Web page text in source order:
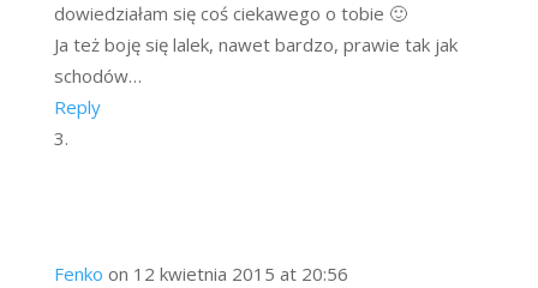
dowiedziałam się coś ciekawego o tobie 🙂
Ja też boję się lalek, nawet bardzo, prawie tak jak
schodów…
Reply
Fenko on 12 kwietnia 2015 at 20:56